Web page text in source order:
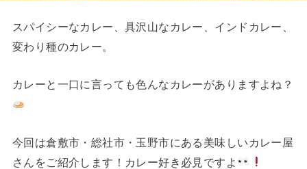
スパイシーなカレー、具沢山なカレー、インドカレー、
変わり種のカレー。
カレーと一口に言っても色んなカレーがありますよね？
今回は倉敷市・総社市・玉野市にある美味しいカレー屋
さんをご紹介します！カレー好き必見ですよ